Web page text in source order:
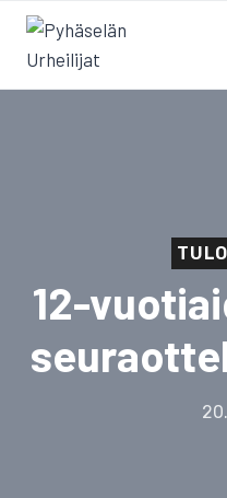
Siirry
sisältöön
12-